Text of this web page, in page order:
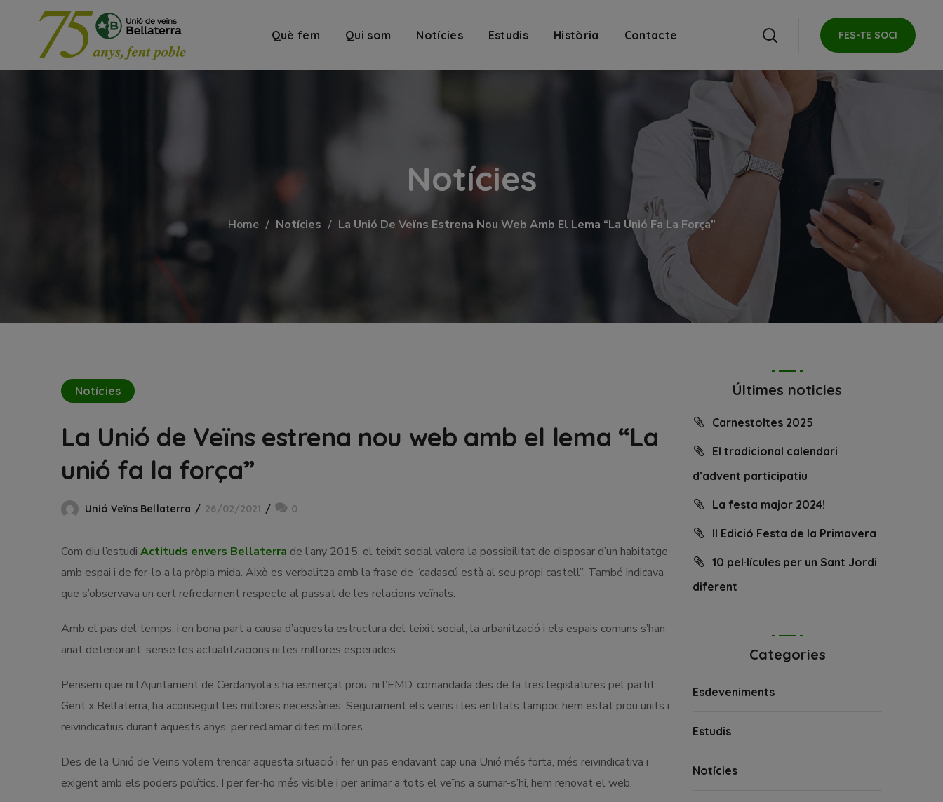
Què fem Qui som Notícies Estudis Història Contacte FES-TE SOCI
Notícies
Home Notícies La Unió De Veïns Estrena Nou Web Amb El Lema “La Unió Fa La Força”
Notícies
La Unió de Veïns estrena nou web amb el lema “La
unió fa la força”
Unió Veïns Bellaterra 26/02/2021 0
Com diu l’estudi Actituds envers Bellaterra de l’any 2015, el teixit social valora la possibilitat de disposar d’un habitatge
amb espai i de fer-lo a la pròpia mida. Això es verbalitza amb la frase de “cadascú està al seu propi castell”. També indicava
que s’observava un cert refredament respecte al passat de les relacions veïnals.
Amb el pas del temps, i en bona part a causa d’aquesta estructura del teixit social, la urbanització i els espais comuns s’han
anat deteriorant, sense les actualitzacions ni les millores esperades.
Pensem que ni l’Ajuntament de Cerdanyola s’ha esmerçat prou, ni l’EMD, comandada des de fa tres legislatures pel partit
Gent x Bellaterra, ha aconseguit les millores necessàries. Segurament els veïns i les entitats tampoc hem estat prou units i
reivindicatius durant aquests anys, per reclamar dites millores.
Des de la Unió de Veïns volem trencar aquesta situació i fer un pas endavant cap una Unió més forta, més reivindicativa i
exigent amb els poders polítics. I per fer-ho més visible i per animar a tots el veïns a sumar-s’hi, hem renovat el web.
Últimes noticies
Carnestoltes 2025
El tradicional calendari
d’advent participatiu
La festa major 2024!
II Edició Festa de la Primavera
10 pel·lícules per un Sant Jordi
diferent
Categories
Esdeveniments
Estudis
Notícies